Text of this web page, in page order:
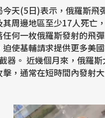
今天(5日)表示，俄羅斯飛
周邊地區至少17人死亡，
任何一枚俄羅斯發射的飛
迫使基輔請求提供更多美
幅加強了對烏克
擊，通常在短時間內發射